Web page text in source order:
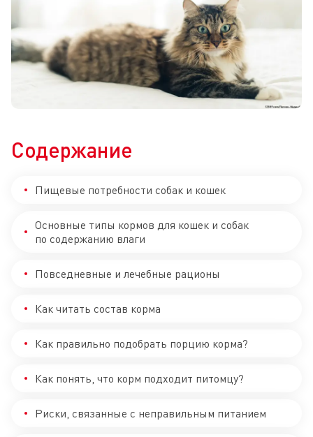
Содержание
Пищевые потребности собак и кошек
Основные типы кормов для кошек и собак
по содержанию влаги
Повседневные и лечебные рационы
Как читать состав корма
Как правильно подобрать порцию корма?
Как понять, что корм подходит питомцу?
Риски, связанные с неправильным питанием